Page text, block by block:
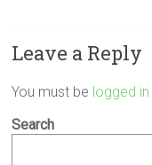
Leave a Reply
You must be logged in
Search